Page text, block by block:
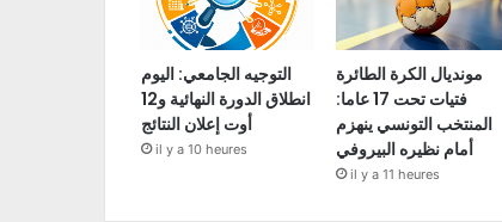
التوجيه الجامعي: اليوم
انطلاق الدورة النهائية و12
أوت إعلان النتائج
il y a 10 heures
مونديال الكرة الطائرة
فتيات تحت 17 عاما:
المنتخب التونسي ينهزم
أمام نظيره البيروفي
il y a 11 heures